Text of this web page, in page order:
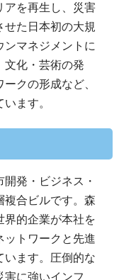
アを再生し、災害
せた日本初の大規
ンマネジメントに
文化・芸術の発
クの形成など、
ます。
発・ビジネス・
複合ビルです。森
界的企業が本社を
ットワークと先進
います。圧倒的な
害に強いインフ